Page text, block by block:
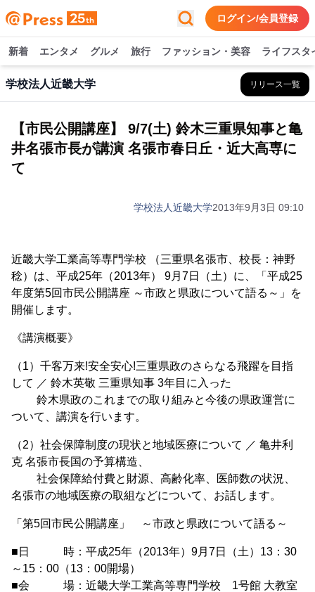
ログイン/会員登録
新着 エンタメ グルメ 旅行 ファッション・美容 ライフスタ
学校法人近畿大学 リリース一覧
【市民公開講座】 9/7(土) 鈴木三重県知事と亀
井名張市長が講演 名張市春日丘・近大高専に
て
学校法人近畿大学2013年9月3日 09:10
近畿大学工業高等専門学校 （三重県名張市、校長：神野
稔）は、平成25年（2013年） 9月7日（土）に、「平成25
年度第5回市民公開講座 ～市政と県政について語る～」を
開催します。
《講演概要》
（1）千客万来!安全安心!三重県政のさらなる飛躍を目指
して ／ 鈴木英敬 三重県知事 3年目に入った
鈴木県政のこれまでの取り組みと今後の県政運営に
ついて、講演を行います。
（2）社会保障制度の現状と地域医療について ／ 亀井利
克 名張市長国の予算構造、
社会保障給付費と財源、高齢化率、医師数の状況、
名張市の地域医療の取組などについて、お話します。
「第5回市民公開講座」 ～市政と県政について語る～
■日 時：平成25年（2013年）9月7日（土）13：30
～15：00（13：00開場）
■会 場：近畿大学工業高等専門学校 1号館 大教室